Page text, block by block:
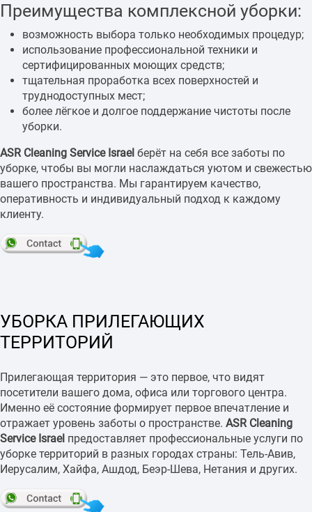
Преимущества комплексной уборки:
возможность выбора только необходимых процедур;
использование профессиональной техники и
сертифицированных моющих средств;
тщательная проработка всех поверхностей и
труднодоступных мест;
более лёгкое и долгое поддержание чистоты после
уборки.
ASR Cleaning Service Israel берёт на себя все заботы по
уборке, чтобы вы могли наслаждаться уютом и свежестью
вашего пространства. Мы гарантируем качество,
оперативность и индивидуальный подход к каждому
клиенту.
УБОРКА ПРИЛЕГАЮЩИХ
ТЕРРИТОРИЙ
Прилегающая территория — это первое, что видят
посетители вашего дома, офиса или торгового центра.
Именно её состояние формирует первое впечатление и
отражает уровень заботы о пространстве. ASR Cleaning
Service Israel предоставляет профессиональные услуги по
уборке территорий в разных городах страны: Тель-Авив,
Иерусалим, Хайфа, Ашдод, Беэр-Шева, Нетания и других.